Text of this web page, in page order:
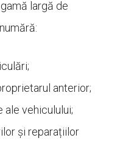
largă de
anterior;
vehiculului;
și reparațiilor